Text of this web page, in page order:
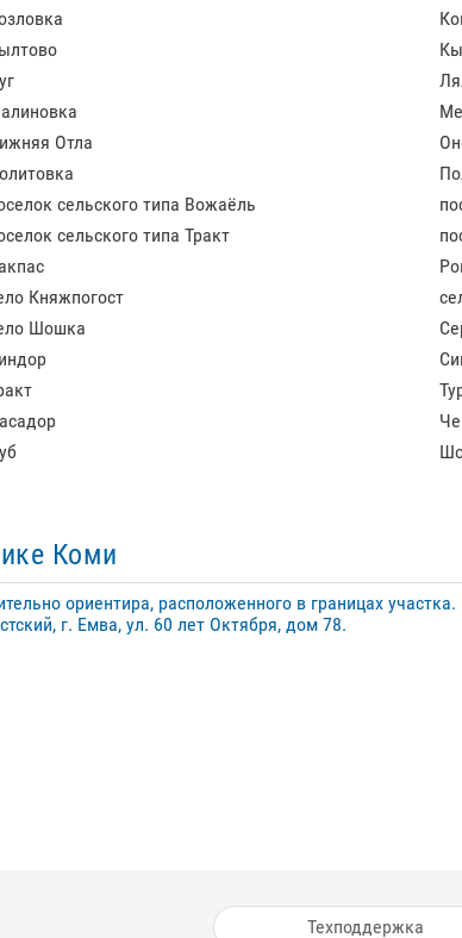
Отла
сельского типа Вожаёль
сельского типа Тракт
Княжпогост
Шошка
Коми
ориентира, расположенного в границах
г. Емва, ул. 60 лет Октября, дом 78.
Техподдержка